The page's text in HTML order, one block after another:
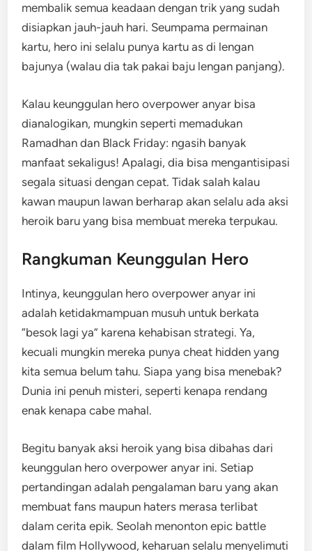
membalik semua keadaan dengan trik yang sudah
disiapkan jauh-jauh hari. Seumpama permainan
kartu, hero ini selalu punya kartu as di lengan
bajunya (walau dia tak pakai baju lengan panjang).
Kalau keunggulan hero overpower anyar bisa
dianalogikan, mungkin seperti memadukan
Ramadhan dan Black Friday: ngasih banyak
manfaat sekaligus! Apalagi, dia bisa mengantisipasi
segala situasi dengan cepat. Tidak salah kalau
kawan maupun lawan berharap akan selalu ada aksi
heroik baru yang bisa membuat mereka terpukau.
Rangkuman Keunggulan Hero
Intinya, keunggulan hero overpower anyar ini
adalah ketidakmampuan musuh untuk berkata
“besok lagi ya” karena kehabisan strategi. Ya,
kecuali mungkin mereka punya cheat hidden yang
kita semua belum tahu. Siapa yang bisa menebak?
Dunia ini penuh misteri, seperti kenapa rendang
enak kenapa cabe mahal.
Begitu banyak aksi heroik yang bisa dibahas dari
keunggulan hero overpower anyar ini. Setiap
pertandingan adalah pengalaman baru yang akan
membuat fans maupun haters merasa terlibat
dalam cerita epik. Seolah menonton epic battle
dalam film Hollywood, keharuan selalu menyelimuti